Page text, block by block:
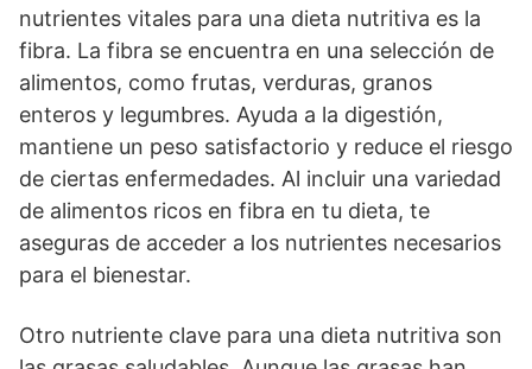
nutrientes vitales para una dieta nutritiva es la
fibra. La fibra se encuentra en una selección de
alimentos, como frutas, verduras, granos
enteros y legumbres. Ayuda a la digestión,
mantiene un peso satisfactorio y reduce el riesgo
de ciertas enfermedades. Al incluir una variedad
de alimentos ricos en fibra en tu dieta, te
aseguras de acceder a los nutrientes necesarios
para el bienestar.
Otro nutriente clave para una dieta nutritiva son